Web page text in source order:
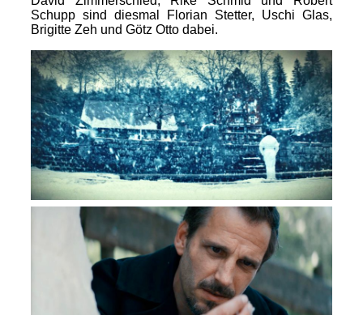
Schupp sind diesmal Florian Stetter, Uschi Glas,
Brigitte Zeh und Götz Otto dabei.